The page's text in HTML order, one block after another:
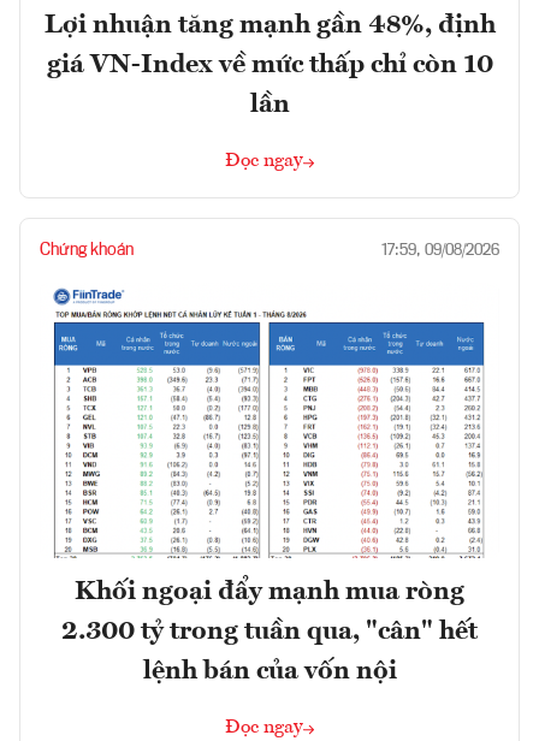
Lợi nhuận tăng mạnh gần 48%, định
giá VN-Index về mức thấp chỉ còn 10
lần
Đọc ngay
Chứng khoán 17:59, 09/08/2026
Khối ngoại đẩy mạnh mua ròng
2.300 tỷ trong tuần qua, "cân" hết
lệnh bán của vốn nội
Đọc ngay